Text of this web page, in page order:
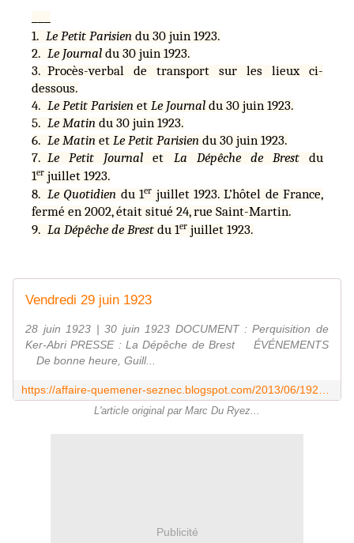
1. Le Petit Parisien du 30 juin 1923.
2. Le Journal du 30 juin 1923.
3. Procès-verbal de transport sur les lieux ci-
dessous.
4. Le Petit Parisien et Le Journal du 30 juin 1923.
5. Le Matin du 30 juin 1923.
6. Le Matin et Le Petit Parisien du 30 juin 1923.
7. Le Petit Journal et La Dépêche de Brestdu
1er juillet 1923.
8. Le Quotidien du 1er juillet 1923. L’hôtel de France,
fermé en 2002, était situé 24, rue Saint-Martin.
9. La Dépêche de Brest du 1er juillet 1923.
Vendredi 29 juin 1923
28 juin 1923 | 30 juin 1923 DOCUMENT : Perquisition de
Ker-Abri PRESSE : La Dépêche de Brest ÉVÉNEMENTS
De bonne heure, Guill...
L'article original par Marc Du Ryez...
Publicité